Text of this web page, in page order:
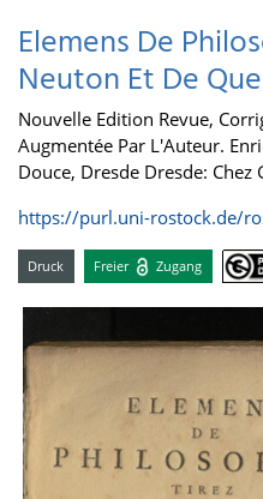
Elemens De
Neuton Et De
Nouvelle Edition Revue,
Augmentée Par L'Auteur.
Douce, Dresde Dresde:
https://purl.uni-rostock.de/
Druck Freier Zugang